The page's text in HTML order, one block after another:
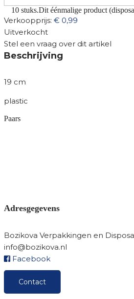
10 stuks.Dit éénmalige product
Verkoopprijs: € 0,99
Uitverkocht
Stel een vraag over dit artikel
Beschrijving
19 cm
plastic
Paars
Adresgegevens
Bozikova Verpakkingen en
info@bozikova.nl
Facebook
Contact